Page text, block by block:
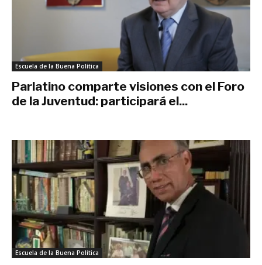
Escuela de la Buena Política
Parlatino comparte visiones con el Foro
de la Juventud: participará el...
Escuela de la Buena Política